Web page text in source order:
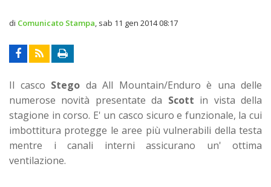
di Comunicato Stampa sab 11 gen 2014 08:17
Il casco Stego da All Mountain/Enduro è una delle
numerose novità presentate da Scott in vista della
stagione in corso. E' un casco sicuro e funzionale, la cui
imbottitura protegge le aree più vulnerabili della testa
mentre i canali interni assicurano un' ottima
ventilazione.